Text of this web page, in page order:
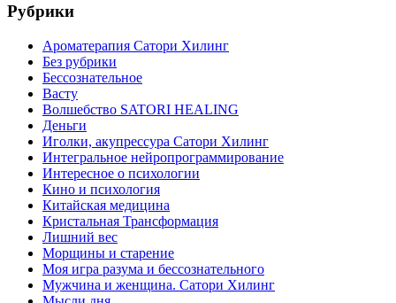
Рубрики
Ароматерапия Сатори Хилинг
Без рубрики
Бессознательное
Васту
Волшебство SATORI HEALING
Деньги
Иголки, акупрессура Сатори Хилинг
Интегральное нейропрограммирование
Интересное о психологии
Кино и психология
Китайская медицина
Кристальная Трансформация
Лишний вес
Морщины и старение
Моя игра разума и бессознательного
Мужчина и женщина. Сатори Хилинг